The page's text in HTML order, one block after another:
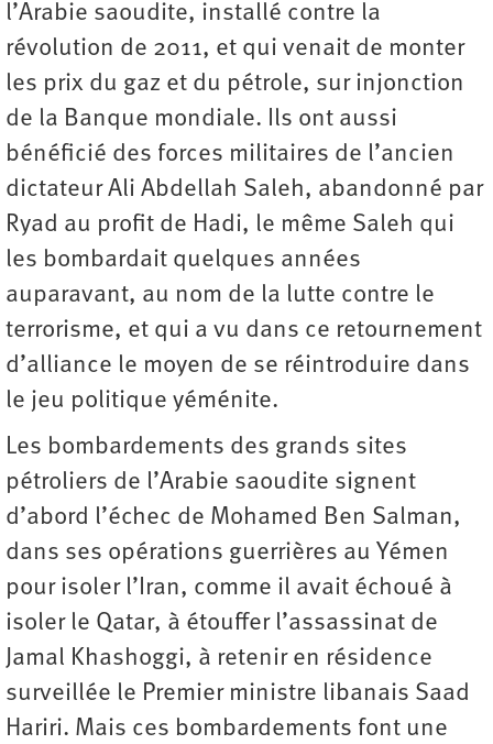
l’Arabie saoudite, installé contre la
révolution de 2011, et qui venait de monter
les prix du gaz et du pétrole, sur injonction
de la Banque mondiale. Ils ont aussi
bénéficié des forces militaires de l’ancien
dictateur Ali Abdellah Saleh, abandonné par
Ryad au profit de Hadi, le même Saleh qui
les bombardait quelques années
auparavant, au nom de la lutte contre le
terrorisme, et qui a vu dans ce retournement
d’alliance le moyen de se réintroduire dans
le jeu politique yéménite.
Les bombardements des grands sites
pétroliers de l’Arabie saoudite signent
d’abord l’échec de Mohamed Ben Salman,
dans ses opérations guerrières au Yémen
pour isoler l’Iran, comme il avait échoué à
isoler le Qatar, à étouffer l’assassinat de
Jamal Khashoggi, à retenir en résidence
surveillée le Premier ministre libanais Saad
Hariri. Mais ces bombardements font une